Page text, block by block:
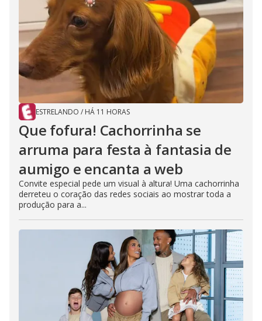
ESTRELANDO / HÁ 11 HORAS
Que fofura! Cachorrinha se
arruma para festa à fantasia de
aumigo e encanta a web
Convite especial pede um visual à altura! Uma cachorrinha
derreteu o coração das redes sociais ao mostrar toda a
produção para a...